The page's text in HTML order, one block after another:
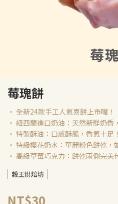
莓瑰餅
‧ 全新24款手工人氣喜餅上市囉！
‧ 紐西蘭進口奶油：天然新鮮奶香
‧ 特製酥油：口感酥脆，香氣十足！
‧ 特級櫻花奶水：華麗粉色餅乾，
‧ 高級草莓巧克力：餅乾兩側完美
穀王烘焙坊
NT$30